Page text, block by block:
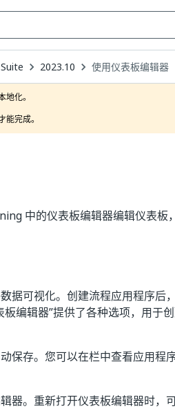
2023.10 使用仪表板编辑器
化。
完成。
中的仪表板编辑器编辑仪表板
据可视化。创建流程应用程序后
编辑器”提供了各种选项，用于
保存。您可以在栏中查看应用程
器。重新打开仪表板编辑器时，